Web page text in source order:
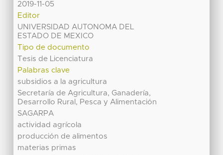
2019-11-05
Editor
UNIVERSIDAD AUTONOMA DEL
ESTADO DE MEXICO
Tipo de documento
Tesis de Licenciatura
Palabras clave
subsidios a la agricultura
Secretaría de Agricultura, Ganadería,
Desarrollo Rural, Pesca y Alimentación
SAGARPA
actividad agrícola
producción de alimentos
materias primas